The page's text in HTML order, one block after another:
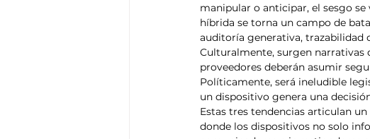
manipular o anticipar, el sesgo
híbrida se torna un campo de
auditoría generativa, trazabilidad
Culturalmente, surgen narrativas
proveedores deberán asumir
Políticamente, será ineludible
un dispositivo genera una
Estas tres tendencias articulan
donde los dispositivos no solo